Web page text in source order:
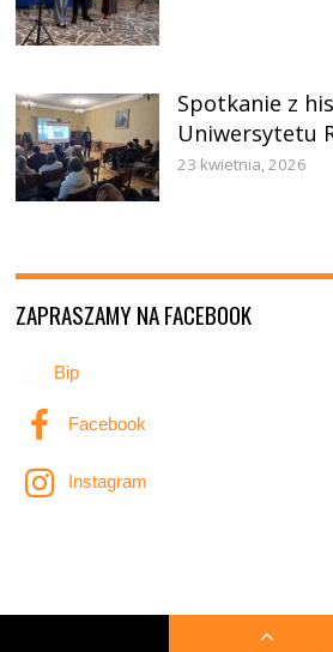
Spotkanie z
Uniwersytetu
23 kwietnia, 2026
ZAPRASZAMY NA FACEBOOK
Bip
Facebook
Instagram